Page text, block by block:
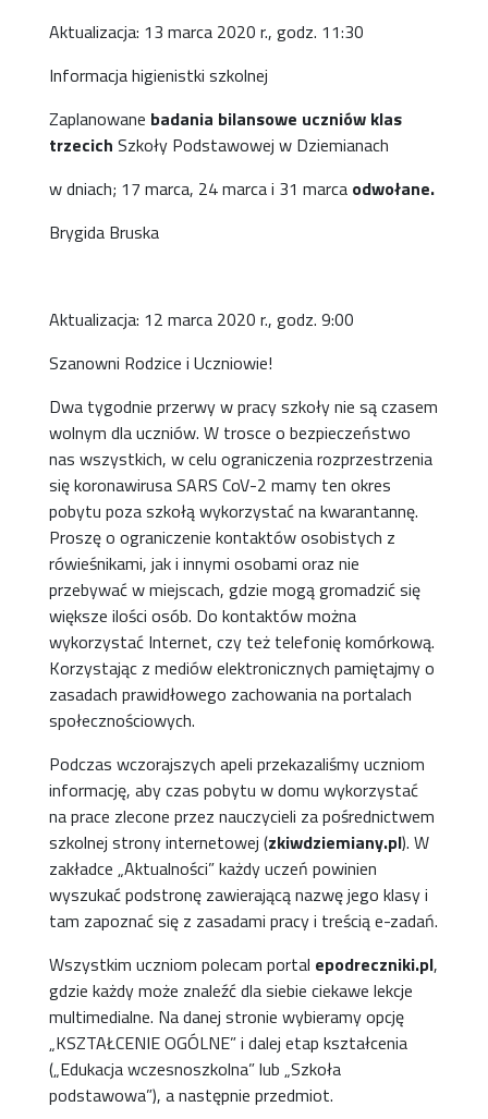
Aktualizacja: 13 marca 2020 r., godz. 11:30
Informacja higienistki szkolnej
Zaplanowane badania bilansowe uczniów klas
trzecich Szkoły Podstawowej w Dziemianach
w dniach; 17 marca, 24 marca i 31 marca odwołane.
Brygida Bruska
Aktualizacja: 12 marca 2020 r., godz. 9:00
Szanowni Rodzice i Uczniowie!
Dwa tygodnie przerwy w pracy szkoły nie są czasem
wolnym dla uczniów. W trosce o bezpieczeństwo
nas wszystkich, w celu ograniczenia rozprzestrzenia
się koronawirusa SARS CoV-2 mamy ten okres
pobytu poza szkołą wykorzystać na kwarantannę.
Proszę o ograniczenie kontaktów osobistych z
rówieśnikami, jak i innymi osobami oraz nie
przebywać w miejscach, gdzie mogą gromadzić się
większe ilości osób. Do kontaktów można
wykorzystać Internet, czy też telefonię komórkową.
Korzystając z mediów elektronicznych pamiętajmy o
zasadach prawidłowego zachowania na portalach
społecznościowych.
Podczas wczorajszych apeli przekazaliśmy uczniom
informację, aby czas pobytu w domu wykorzystać
na prace zlecone przez nauczycieli za pośrednictwem
szkolnej strony internetowej (zkiwdziemiany.pl). W
zakładce „Aktualności” każdy uczeń powinien
wyszukać podstronę zawierającą nazwę jego klasy i
tam zapoznać się z zasadami pracy i treścią e-zadań.
Wszystkim uczniom polecam portal epodreczniki.pl,
gdzie każdy może znaleźć dla siebie ciekawe lekcje
multimedialne. Na danej stronie wybieramy opcję
„KSZTAŁCENIE OGÓLNE” i dalej etap kształcenia
(„Edukacja wczesnoszkolna” lub „Szkoła
podstawowa”), a następnie przedmiot.